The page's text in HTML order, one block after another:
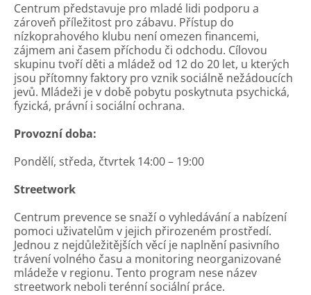
Centrum představuje pro mladé lidi podporu a
zároveň příležitost pro zábavu. Přístup do
nízkoprahového klubu není omezen financemi,
zájmem ani časem příchodu či odchodu. Cílovou
skupinu tvoří děti a mládež od 12 do 20 let, u kterých
jsou přítomny faktory pro vznik sociálně nežádoucích
jevů. Mládeži je v době pobytu poskytnuta psychická,
fyzická, právní i sociální ochrana.
Provozní doba:
Pondělí, středa, čtvrtek 14:00 – 19:00
Streetwork
Centrum prevence se snaží o vyhledávání a nabízení
pomoci uživatelům v jejich přirozeném prostředí.
Jednou z nejdůležitějších věcí je naplnění pasivního
trávení volného času a monitoring neorganizované
mládeže v regionu. Tento program nese název
streetwork neboli terénní sociální práce.